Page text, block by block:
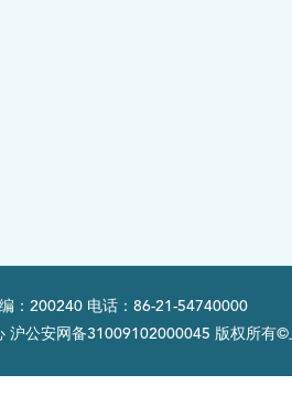
：200240 电话：86-21-54740000
沪公安网备31009102000045 版权所有©